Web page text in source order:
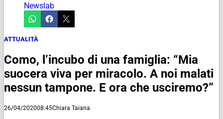
Newslab
ATTUALITÀ
Como, l’incubo di una famiglia: “Mia
suocera viva per miracolo. A noi malati
nessun tampone. E ora che usciremo?”
26/04/202008:45Chiara Taiana